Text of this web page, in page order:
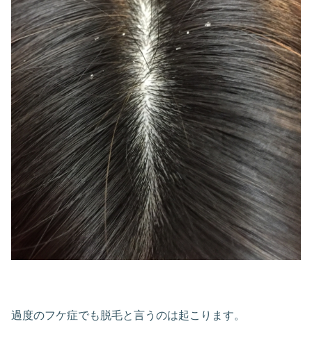
過度のフケ症でも脱毛と言うのは起こります。